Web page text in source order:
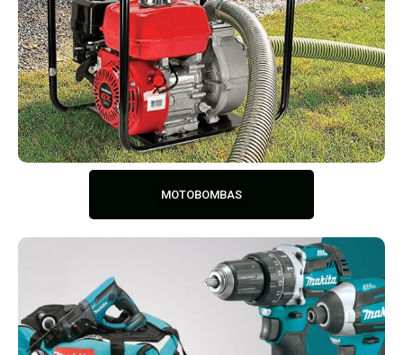
MOTOBOMBAS